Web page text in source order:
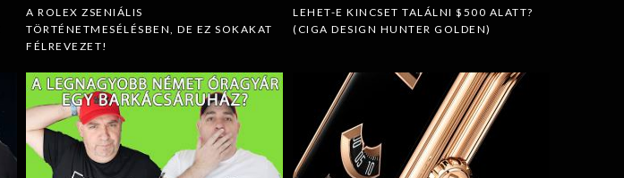
A ROLEX ZSENIÁLIS
TÖRTÉNETMESÉLÉSBEN, DE EZ SOKAKAT
FÉLREVEZET!
LEHET-E KINCSET TALÁLNI $500 ALATT?
(CIGA DESIGN HUNTER GOLDEN)